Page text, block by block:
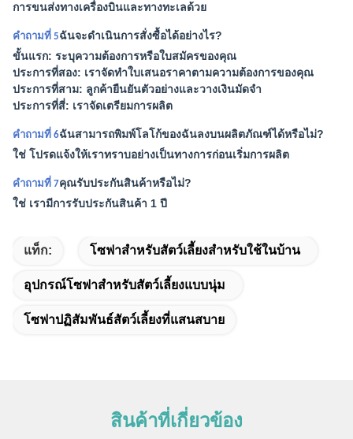
การขนส่งทางเครื่องบินและทางทะเลด้วย
คำถามที่ 5ฉันจะดำเนินการสั่งซื้อได้อย่างไร?
ขั้นแรก: ระบุความต้องการหรือใบสมัครของคุณ
ประการที่สอง: เราจัดทำใบเสนอราคาตามความต้องการของคุณ
ประการที่สาม: ลูกค้ายืนยันตัวอย่างและวางเงินมัดจำ
ประการที่สี่: เราจัดเตรียมการผลิต
คำถามที่ 6ฉันสามารถพิมพ์โลโก้ของฉันลงบนผลิตภัณฑ์ได้หรือไม่?
ใช่ โปรดแจ้งให้เราทราบอย่างเป็นทางการก่อนเริ่มการผลิต
คำถามที่ 7คุณรับประกันสินค้าหรือไม่?
ใช่ เรามีการรับประกันสินค้า 1 ปี
แท็ก: โซฟาสำหรับสัตว์เลี้ยงสำหรับใช้ในบ้าน
อุปกรณ์โซฟาสำหรับสัตว์เลี้ยงแบบนุ่ม
โซฟาปฏิสัมพันธ์สัตว์เลี้ยงที่แสนสบาย
สินค้าที่เกี่ยวข้อง